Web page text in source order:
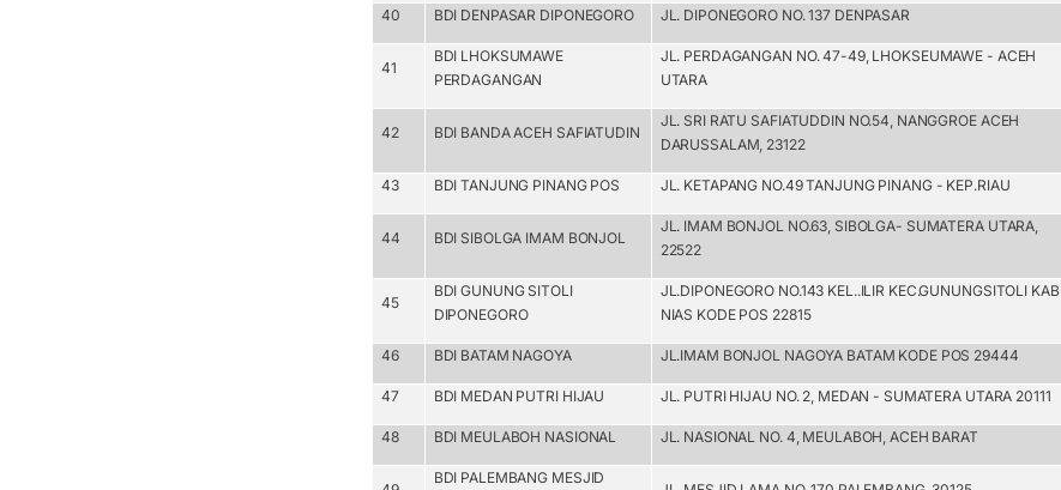
40 BDI DENPASAR DIPONEGORO JL. DIPONEGORO NO. 137 DENPASAR
41
BDI LHOKSUMAWE
PERDAGANGAN
JL. PERDAGANGAN NO. 47-49, LHOKSEUMAWE - ACEH
UTARA
42 BDI BANDA ACEH SAFIATUDIN
JL. SRI RATU SAFIATUDDIN NO.54, NANGGROE ACEH
DARUSSALAM, 23122
43 BDI TANJUNG PINANG POS JL. KETAPANG NO.49 TANJUNG PINANG - KEP.RIAU
44 BDI SIBOLGA IMAM BONJOL
JL. IMAM BONJOL NO.63, SIBOLGA- SUMATERA UTARA,
22522
45
BDI GUNUNG SITOLI
DIPONEGORO
JL.DIPONEGORO NO.143 KEL..ILIR KEC.GUNUNGSITOLI KAB
NIAS KODE POS 22815
46 BDI BATAM NAGOYA JL.IMAM BONJOL NAGOYA BATAM KODE POS 29444
47 BDI MEDAN PUTRI HIJAU JL. PUTRI HIJAU NO. 2, MEDAN - SUMATERA UTARA 20111
48 BDI MEULABOH NASIONAL JL. NASIONAL NO. 4, MEULABOH, ACEH BARAT
BDI PALEMBANG MESJID